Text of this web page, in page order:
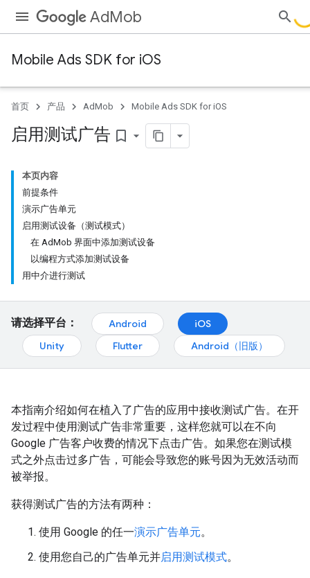
AdMob
Mobile Ads SDK for iOS
首页 产品 AdMob Mobile Ads SDK for iOS
启用测试广告 bookmark_border
本页内容
前提条件
演示广告单元
启用测试设备（测试模式）
在 AdMob 界面中添加测试设备
以编程方式添加测试设备
用中介进行测试
请选择平台： Android
iOS
Unity
Flutter Android（旧版）
本指南介绍如何在植入了广告的应用中接收测试广告。在开
发过程中使用测试广告非常重要，这样您就可以在不向
Google 广告客户收费的情况下点击广告。如果您在测试模
式之外点击过多广告，可能会导致您的账号因为无效活动而
被举报。
获得测试广告的方法有两种：
使用 Google 的任一演示广告单元。
使用您自己的广告单元并启用测试模式。